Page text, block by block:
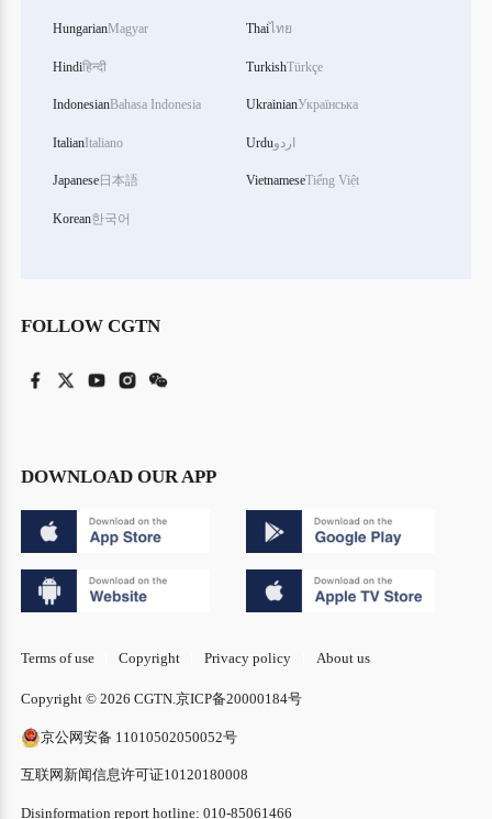
HungarianMagyar
Hindiहिन्दी
IndonesianBahasa Indonesia
ItalianItaliano
Japanese日本語
Korean한국어
Thaiไทย
TurkishTürkçe
UkrainianУкраїнська
Urduاردو
VietnameseTiếng Việt
FOLLOW CGTN
DOWNLOAD OUR APP
Terms of use Copyright Privacy policy About us
Copyright © 2026 CGTN.京ICP备20000184号
京公网安备 11010502050052号
互联网新闻信息许可证10120180008
Disinformation report hotline: 010-85061466